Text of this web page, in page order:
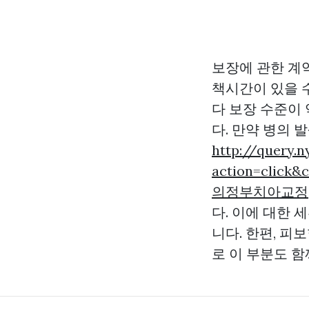
보장에 관한 계
책시간이 있을
다 보장 수준이
다. 만약 병의
http://
의정부치아교정
다. 이에 대한
니다. 한편, 피
로 이 부분도